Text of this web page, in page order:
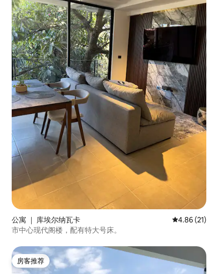
公寓 ｜ 库埃尔纳瓦卡 平均评分
4.86 (21)
市中心现代阁楼，配有特大号床。
房客推荐
房客推荐